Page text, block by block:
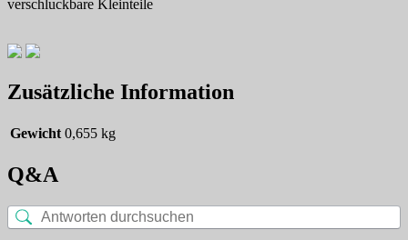
verschluckbare Kleinteile
Zusätzliche Information
Gewicht 0,655 kg
Q&A